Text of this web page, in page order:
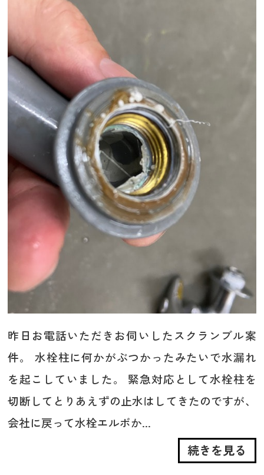
昨日お電話いただきお伺いしたスクランブル案
件。 水栓柱に何かがぶつかったみたいで水漏れ
を起こしていました。 緊急対応として水栓柱を
切断してとりあえずの止水はしてきたのですが、
会社に戻って水栓エルボか...
続きを見る